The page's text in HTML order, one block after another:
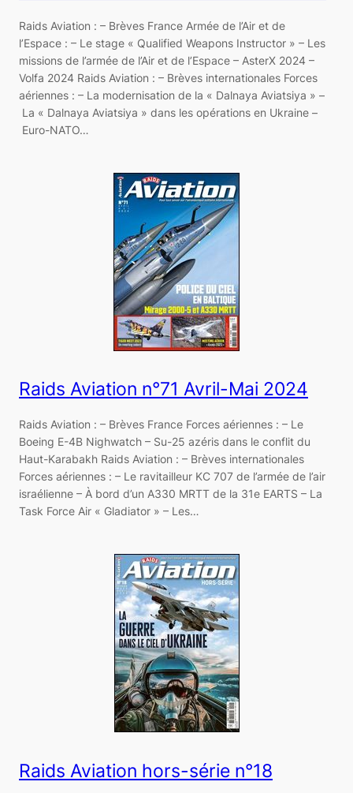
Raids Aviation : – Brèves France Armée de l’Air et de
l’Espace : – Le stage « Qualified Weapons Instructor » – Les
missions de l’armée de l’Air et de l’Espace – AsterX 2024 –
Volfa 2024 Raids Aviation : – Brèves internationales Forces
aériennes : – La modernisation de la « Dalnaya Aviatsiya » –
La « Dalnaya Aviatsiya » dans les opérations en Ukraine –
Euro-NATO…
Raids Aviation n°71 Avril-Mai 2024
Raids Aviation : – Brèves France Forces aériennes : – Le
Boeing E-4B Nighwatch – Su-25 azéris dans le conflit du
Haut-Karabakh Raids Aviation : – Brèves internationales
Forces aériennes : – Le ravitailleur KC 707 de l’armée de l’air
israélienne – À bord d’un A330 MRTT de la 31e EARTS – La
Task Force Air « Gladiator » – Les…
Raids Aviation hors-série n°18